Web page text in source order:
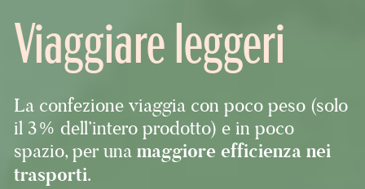
Viaggiare leggeri
La confezione viaggia con poco peso (solo
il 3% dell’intero prodotto) e in poco
spazio, per unamaggiore efficienza nei
trasporti.